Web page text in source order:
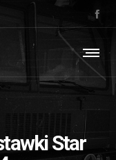
Star